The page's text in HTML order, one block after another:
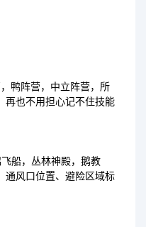
鸭阵营，中立阵营，所
再也不用担心记不住技能
船，丛林神殿，鹅教
通风口位置、避险区域标